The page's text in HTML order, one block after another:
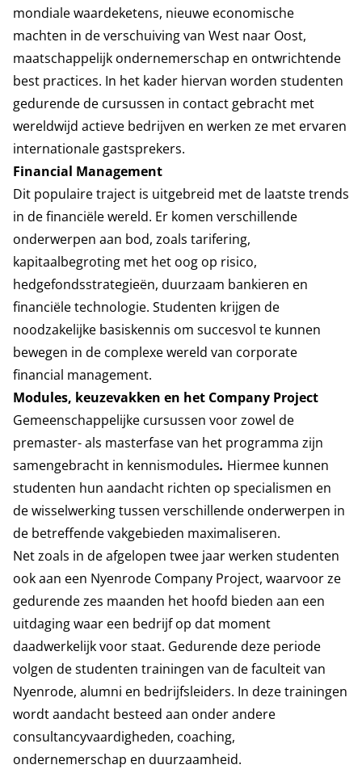
mondiale waardeketens, nieuwe economische
machten in de verschuiving van West naar Oost,
maatschappelijk ondernemerschap en ontwrichtende
best practices. In het kader hiervan worden studenten
gedurende de cursussen in contact gebracht met
wereldwijd actieve bedrijven en werken ze met ervaren
internationale gastsprekers.
Financial Management
Dit populaire traject is uitgebreid met de laatste trends
in de financiële wereld. Er komen verschillende
onderwerpen aan bod, zoals tarifering,
kapitaalbegroting met het oog op risico,
hedgefondsstrategieën, duurzaam bankieren en
financiële technologie. Studenten krijgen de
noodzakelijke basiskennis om succesvol te kunnen
bewegen in de complexe wereld van corporate
financial management.
Modules, keuzevakken en het Company Project
Gemeenschappelijke cursussen voor zowel de
premaster- als masterfase van het programma zijn
samengebracht in kennismodules. Hiermee kunnen
studenten hun aandacht richten op specialismen en
de wisselwerking tussen verschillende onderwerpen in
de betreffende vakgebieden maximaliseren.
Net zoals in de afgelopen twee jaar werken studenten
ook aan een Nyenrode Company Project, waarvoor ze
gedurende zes maanden het hoofd bieden aan een
uitdaging waar een bedrijf op dat moment
daadwerkelijk voor staat. Gedurende deze periode
volgen de studenten trainingen van de faculteit van
Nyenrode, alumni en bedrijfsleiders. In deze trainingen
wordt aandacht besteed aan onder andere
consultancyvaardigheden, coaching,
ondernemerschap en duurzaamheid.